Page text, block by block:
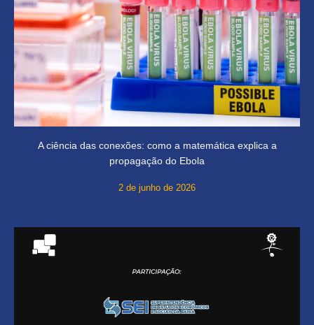
A ciência das conexões: como a matemática explica a
propagação do Ebola
2 de junho de 2026